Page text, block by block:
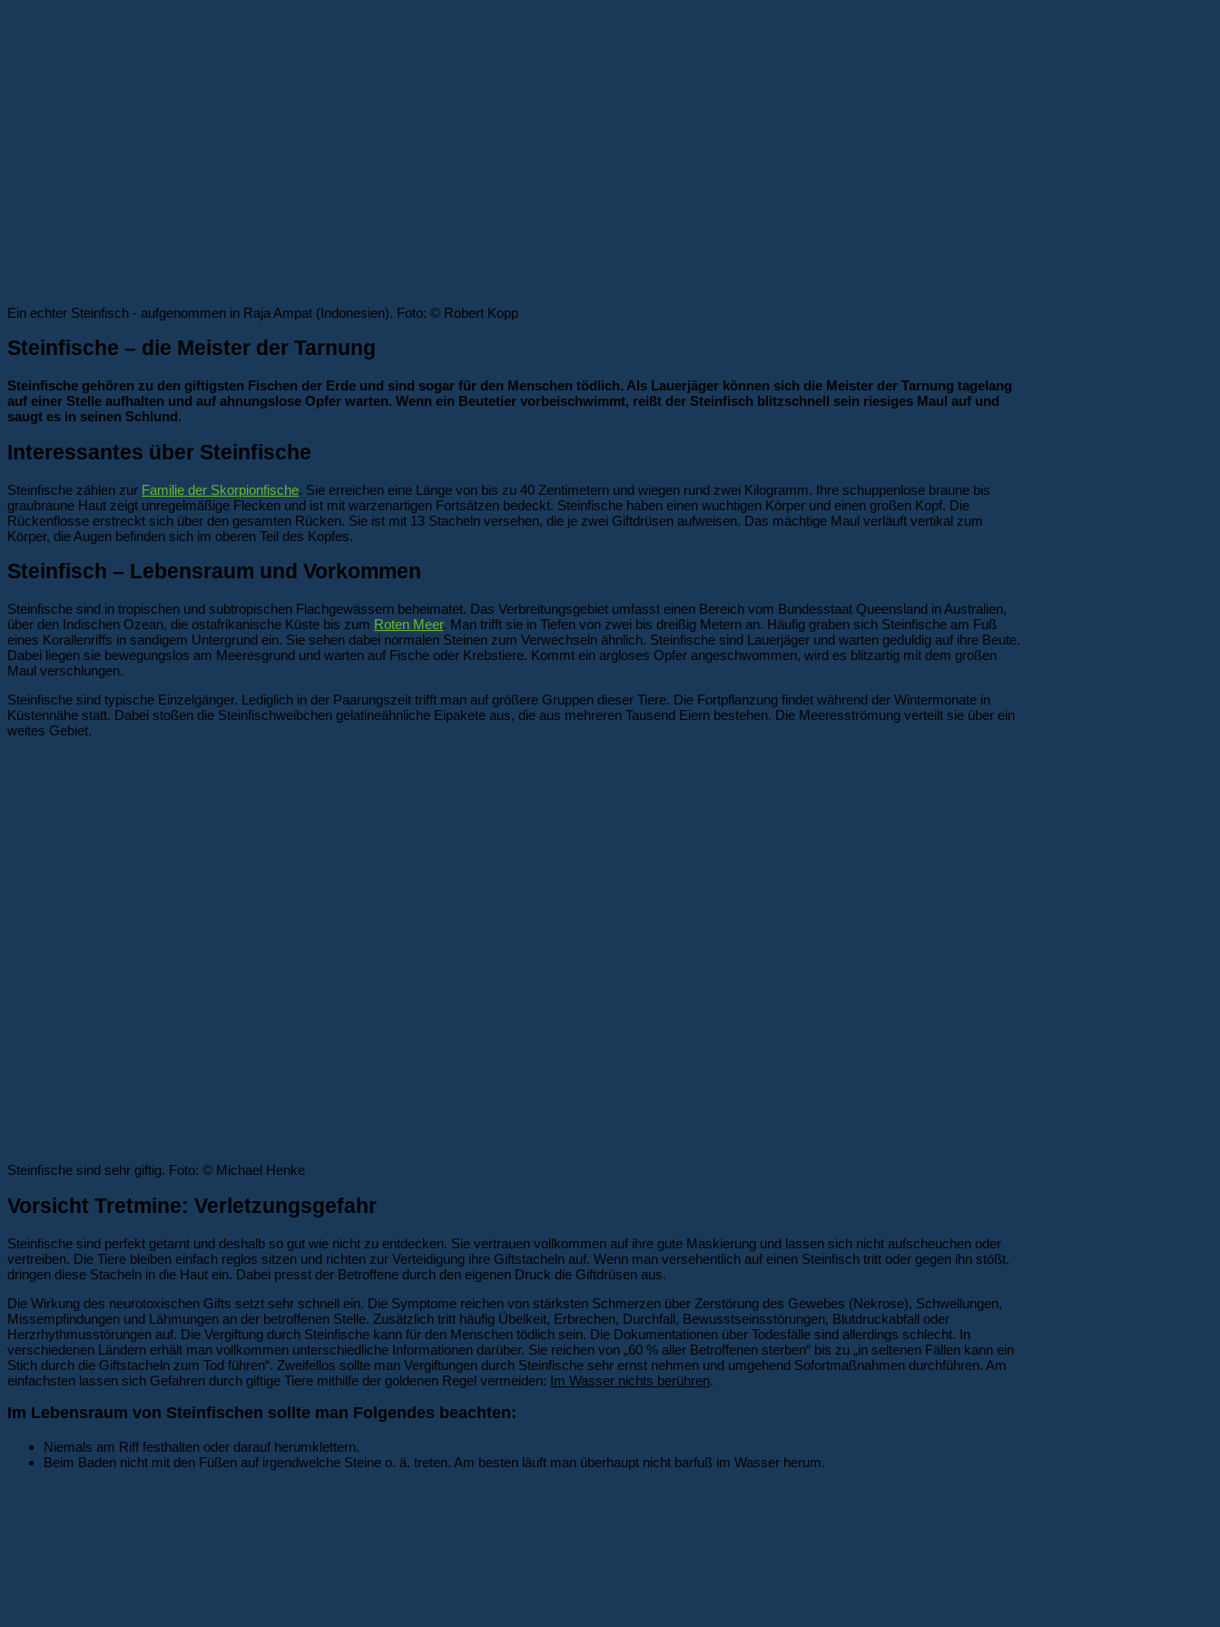
Ein echter Steinfisch - aufgenommen in Raja Ampat (Indonesien). Foto: © Robert Kopp
Steinfische – die Meister der Tarnung
Steinfische gehören zu den giftigsten Fischen der Erde und sind sogar für den Menschen tödlich. Als Lauerjäger können sich die Meister der Tarnung tagelang
auf einer Stelle aufhalten und auf ahnungslose Opfer warten. Wenn ein Beutetier vorbeischwimmt, reißt der Steinfisch blitzschnell sein riesiges Maul auf und
saugt es in seinen Schlund.
Interessantes über Steinfische
Steinfische zählen zur Familie der Skorpionfische. Sie erreichen eine Länge von bis zu 40 Zentimetern und wiegen rund zwei Kilogramm. Ihre schuppenlose braune bis
graubraune Haut zeigt unregelmäßige Flecken und ist mit warzenartigen Fortsätzen bedeckt. Steinfische haben einen wuchtigen Körper und einen großen Kopf. Die
Rückenflosse erstreckt sich über den gesamten Rücken. Sie ist mit 13 Stacheln versehen, die je zwei Giftdrüsen aufweisen. Das mächtige Maul verläuft vertikal zum
Körper, die Augen befinden sich im oberen Teil des Kopfes.
Steinfisch – Lebensraum und Vorkommen
Steinfische sind in tropischen und subtropischen Flachgewässern beheimatet. Das Verbreitungsgebiet umfasst einen Bereich vom Bundesstaat Queensland in Australien,
über den Indischen Ozean, die ostafrikanische Küste bis zum Roten Meer. Man trifft sie in Tiefen von zwei bis dreißig Metern an. Häufig graben sich Steinfische am Fuß
eines Korallenriffs in sandigem Untergrund ein. Sie sehen dabei normalen Steinen zum Verwechseln ähnlich. Steinfische sind Lauerjäger und warten geduldig auf ihre Beute.
Dabei liegen sie bewegungslos am Meeresgrund und warten auf Fische oder Krebstiere. Kommt ein argloses Opfer angeschwommen, wird es blitzartig mit dem großen
Maul verschlungen.
Steinfische sind typische Einzelgänger. Lediglich in der Paarungszeit trifft man auf größere Gruppen dieser Tiere. Die Fortpflanzung findet während der Wintermonate in
Küstennähe statt. Dabei stoßen die Steinfischweibchen gelatineähnliche Eipakete aus, die aus mehreren Tausend Eiern bestehen. Die Meeresströmung verteilt sie über ein
weites Gebiet.
Steinfische sind sehr giftig. Foto: © Michael Henke
Vorsicht Tretmine: Verletzungsgefahr
Steinfische sind perfekt getarnt und deshalb so gut wie nicht zu entdecken. Sie vertrauen vollkommen auf ihre gute Maskierung und lassen sich nicht aufscheuchen oder
vertreiben. Die Tiere bleiben einfach reglos sitzen und richten zur Verteidigung ihre Giftstacheln auf. Wenn man versehentlich auf einen Steinfisch tritt oder gegen ihn stößt,
dringen diese Stacheln in die Haut ein. Dabei presst der Betroffene durch den eigenen Druck die Giftdrüsen aus.
Die Wirkung des neurotoxischen Gifts setzt sehr schnell ein. Die Symptome reichen von stärksten Schmerzen über Zerstörung des Gewebes (Nekrose), Schwellungen,
Missempfindungen und Lähmungen an der betroffenen Stelle. Zusätzlich tritt häufig Übelkeit, Erbrechen, Durchfall, Bewusstseinsstörungen, Blutdruckabfall oder
Herzrhythmusstörungen auf. Die Vergiftung durch Steinfische kann für den Menschen tödlich sein. Die Dokumentationen über Todesfälle sind allerdings schlecht. In
verschiedenen Ländern erhält man vollkommen unterschiedliche Informationen darüber. Sie reichen von „60 % aller Betroffenen sterben“ bis zu „in seltenen Fällen kann ein
Stich durch die Giftstacheln zum Tod führen“. Zweifellos sollte man Vergiftungen durch Steinfische sehr ernst nehmen und umgehend Sofortmaßnahmen durchführen. Am
einfachsten lassen sich Gefahren durch giftige Tiere mithilfe der goldenen Regel vermeiden: Im Wasser nichts berühren.
Im Lebensraum von Steinfischen sollte man Folgendes beachten:
Niemals am Riff festhalten oder darauf herumklettern.
Beim Baden nicht mit den Füßen auf irgendwelche Steine o. ä. treten. Am besten läuft man überhaupt nicht barfuß im Wasser herum.